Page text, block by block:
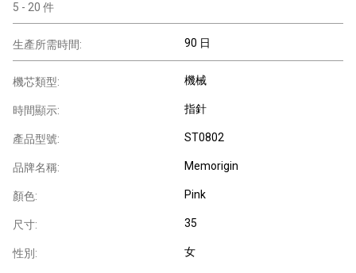
5 - 20 件
生產所需時間: 90 日
機芯類型: 機械
時間顯示: 指針
產品型號: ST0802
品牌名稱: Memorigin
顏色: Pink
尺寸: 35
性別: 女